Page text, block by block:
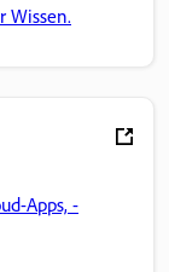
Wissen.
Apps, -